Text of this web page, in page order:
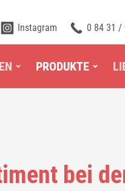
Instagram 0 84 31 /
PRODUKTE
bei